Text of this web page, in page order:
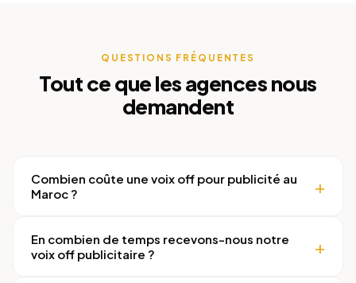
QUESTIONS FRÉQUENTES
Tout ce que les agences nous
demandent
Combien coûte une voix off pour publicité au
Maroc ?
En combien de temps recevons-nous notre
voix off publicitaire ?